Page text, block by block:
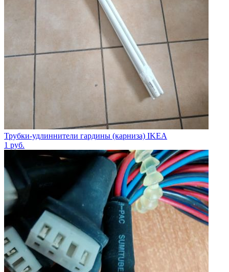
Трубки-удлиннители гардины (карниза) IKEA
1 руб.